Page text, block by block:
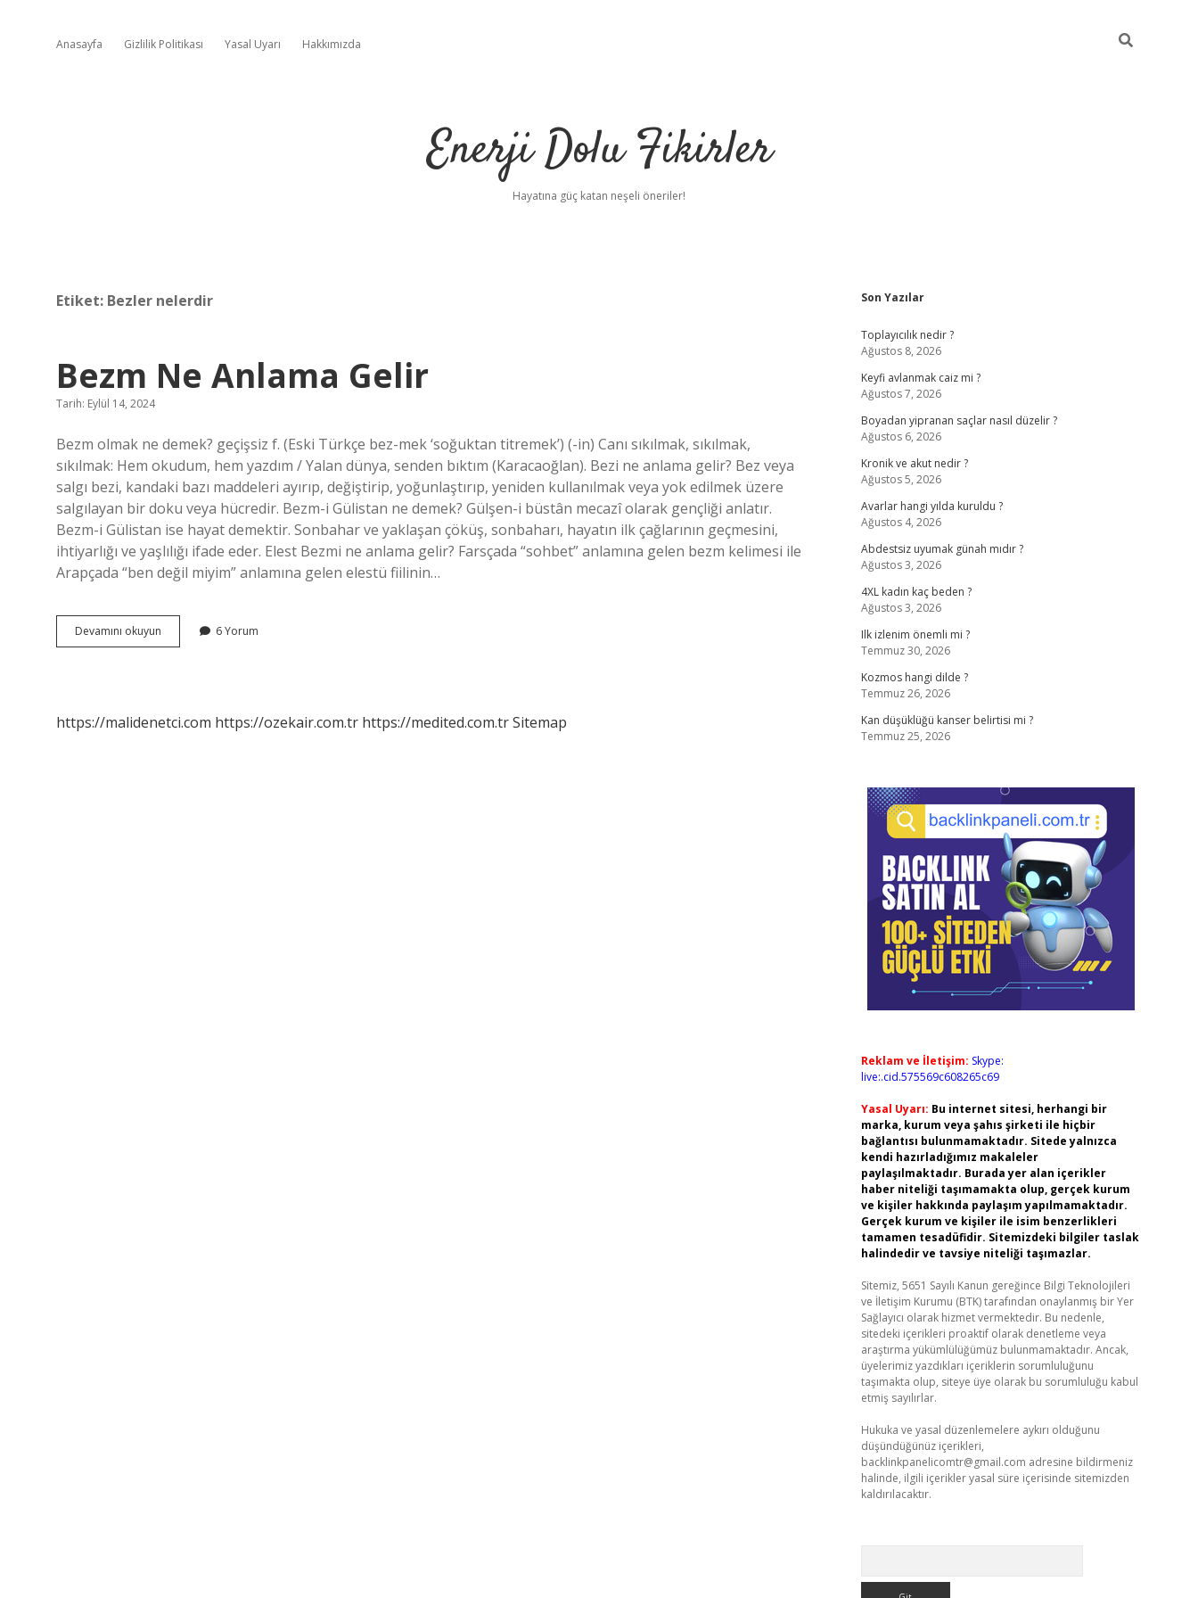
Anasayfa Gizlilik Politikası Yasal Uyarı Hakkımızda
Enerji Dolu Fikirler
Hayatına güç katan neşeli öneriler!
Etiket: Bezler nelerdir
Bezm Ne Anlama Gelir
Tarih: Eylül 14, 2024
Bezm olmak ne demek? geçişsiz f. (Eski Türkçe bez-mek ‘soğuktan titremek’) (-in) Canı sıkılmak, sıkılmak,
sıkılmak: Hem okudum, hem yazdım / Yalan dünya, senden bıktım (Karacaoğlan). Bezi ne anlama gelir? Bez veya
salgı bezi, kandaki bazı maddeleri ayırıp, değiştirip, yoğunlaştırıp, yeniden kullanılmak veya yok edilmek üzere
salgılayan bir doku veya hücredir. Bezm-i Gülistan ne demek? Gülşen-i büstân mecazî olarak gençliği anlatır.
Bezm-i Gülistan ise hayat demektir. Sonbahar ve yaklaşan çöküş, sonbaharı, hayatın ilk çağlarının geçmesini,
ihtiyarlığı ve yaşlılığı ifade eder. Elest Bezmi ne anlama gelir? Farsçada “sohbet” anlamına gelen bezm kelimesi ile
Arapçada “ben değil miyim” anlamına gelen elestü fiilinin…
Devamını okuyun
Ne
6 Yorum
https://malidenetci.com https://ozekair.com.tr https://medited.com.trSitemap
Sidebar
Son Yazılar
Toplayıcılık nedir ?
Ağustos 8, 2026
Keyfi avlanmak caiz mi ?
Ağustos 7, 2026
Boyadan yipranan saçlar nasıl düzelir ?
Ağustos 6, 2026
Kronik ve akut nedir ?
Ağustos 5, 2026
Avarlar hangi yılda kuruldu ?
Ağustos 4, 2026
Abdestsiz uyumak günah mıdır ?
Ağustos 3, 2026
4XL kadın kaç beden ?
Ağustos 3, 2026
Ilk izlenim önemli mi ?
Temmuz 30, 2026
Kozmos hangi dilde ?
Temmuz 26, 2026
Kan düşüklüğü kanser belirtisi mi ?
Temmuz 25, 2026
Reklam ve İletişim: Skype:
live:.cid.575569c608265c69
Yasal Uyarı: Bu internet sitesi, herhangi bir
marka, kurum veya şahıs şirketi ile hiçbir
bağlantısı bulunmamaktadır. Sitede yalnızca
kendi hazırladığımız makaleler
paylaşılmaktadır. Burada yer alan içerikler
haber niteliği taşımamakta olup, gerçek kurum
ve kişiler hakkında paylaşım yapılmamaktadır.
Gerçek kurum ve kişiler ile isim benzerlikleri
tamamen tesadüfidir. Sitemizdeki bilgiler taslak
halindedir ve tavsiye niteliği taşımazlar.
Sitemiz, 5651 Sayılı Kanun gereğince Bilgi Teknolojileri
ve İletişim Kurumu (BTK) tarafından onaylanmış bir Yer
Sağlayıcı olarak hizmet vermektedir. Bu nedenle,
sitedeki içerikleri proaktif olarak denetleme veya
araştırma yükümlülüğümüz bulunmamaktadır. Ancak,
üyelerimiz yazdıkları içeriklerin sorumluluğunu
taşımakta olup, siteye üye olarak bu sorumluluğu kabul
etmiş sayılırlar.
Hukuka ve yasal düzenlemelere aykırı olduğunu
düşündüğünüz içerikleri,
backlinkpanelicomtr@gmail.com adresine bildirmeniz
halinde, ilgili içerikler yasal süre içerisinde sitemizden
kaldırılacaktır.